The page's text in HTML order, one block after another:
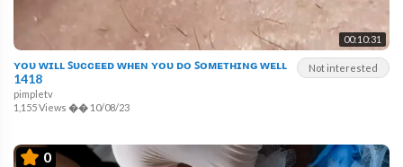
00:10:31
Not interested
ʏᴏᴜ ᴡɪʟʟ ꜱᴜᴄᴄᴇᴇᴅ ᴡʜᴇɴ ʏᴏᴜ ᴅᴏ ꜱᴏᴍᴇᴛʜɪɴɢ ᴡᴇʟʟ
1418
pimpletv
1,155 Views �� 10/08/23
0